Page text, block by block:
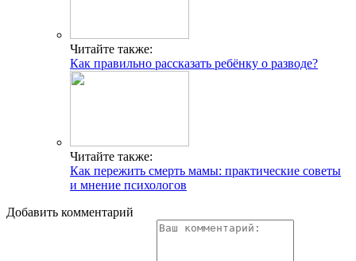
Читайте также:
Как правильно рассказать ребёнку о разводе?
Читайте также:
Как пережить смерть мамы: практические советы
и мнение психологов
Добавить комментарий